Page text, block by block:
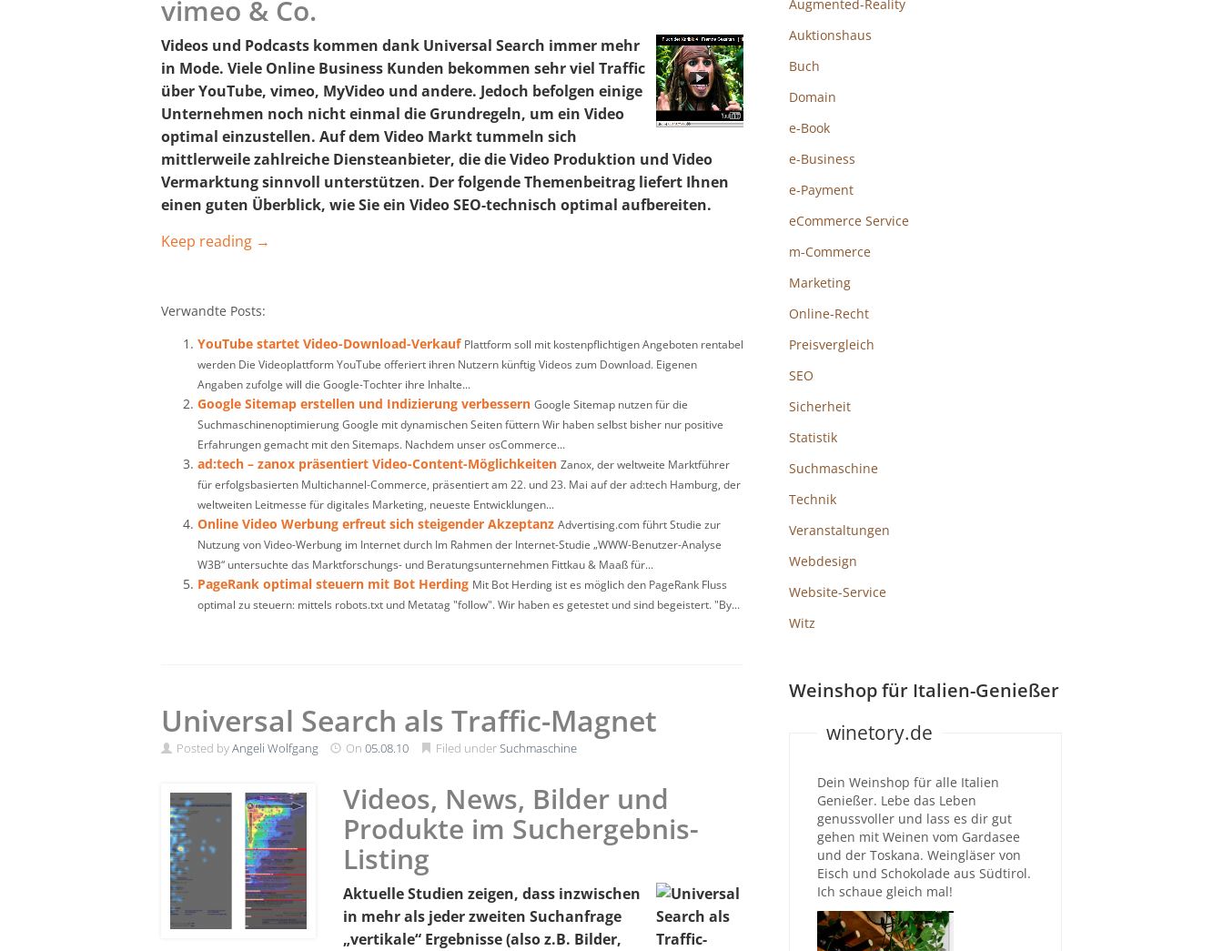
vimeo & Co.
Videos und Podcasts kommen dank Universal Search immer mehr
in Mode. Viele Online Business Kunden bekommen sehr viel Traffic
über YouTube, vimeo, MyVideo und andere. Jedoch befolgen einige
Unternehmen noch nicht einmal die Grundregeln, um ein Video
optimal einzustellen. Auf dem Video Markt tummeln sich
mittlerweile zahlreiche Diensteanbieter, die die Video Produktion und Video
Vermarktung sinnvoll unterstützen. Der folgende Themenbeitrag liefert Ihnen
einen guten Überblick, wie Sie ein Video SEO-technisch optimal aufbereiten.
Keep reading →
Verwandte Posts:
YouTube startet Video-Download-Verkauf Plattform soll mit kostenpflichtigen Angeboten rentabel
werden Die Videoplattform YouTube offeriert ihren Nutzern künftig Videos zum Download. Eigenen
Angaben zufolge will die Google-Tochter ihre Inhalte...
Google Sitemap erstellen und Indizierung verbessern Google Sitemap nutzen für die
Suchmaschinenoptimierung Google mit dynamischen Seiten füttern Wir haben selbst bisher nur positive
Erfahrungen gemacht mit den Sitemaps. Nachdem unser osCommerce...
ad:tech – zanox präsentiert Video-Content-Möglichkeiten Zanox, der weltweite Marktführer
für erfolgsbasierten Multichannel-Commerce, präsentiert am 22. und 23. Mai auf der ad:tech Hamburg, der
weltweiten Leitmesse für digitales Marketing, neueste Entwicklungen...
Online Video Werbung erfreut sich steigender Akzeptanz Advertising.com führt Studie zur
Nutzung von Video-Werbung im Internet durch Im Rahmen der Internet-Studie „WWW-Benutzer-Analyse
W3B“ untersuchte das Marktforschungs- und Beratungsunternehmen Fittkau & Maaß für...
PageRank optimal steuern mit Bot Herding Mit Bot Herding ist es möglich den PageRank Fluss
optimal zu steuern: mittels robots.txt und Metatag "follow". Wir haben es getestet und sind begeistert. "By...
Universal Search als Traffic-Magnet
Posted byAngeli Wolfgang On 05.08.10 Filed underSuchmaschine
Videos, News, Bilder und
Produkte im Suchergebnis-
Listing
Aktuelle Studien zeigen, dass inzwischen
in mehr als jeder zweiten Suchanfrage
„vertikale“ Ergebnisse (also z.B. Bilder,
Augmented-Reality
Auktionshaus
Buch
Domain
e-Book
e-Business
e-Payment
eCommerce Service
m-Commerce
Marketing
Online-Recht
Preisvergleich
SEO
Sicherheit
Statistik
Suchmaschine
Technik
Veranstaltungen
Webdesign
Website-Service
Witz
Weinshop für Italien-Genießer
winetory.de
Dein Weinshop für alle Italien
Genießer. Lebe das Leben
genussvoller und lass es dir gut
gehen mit Weinen vom Gardasee
und der Toskana. Weingläser von
Eisch und Schokolade aus Südtirol.
Ich schaue gleich mal!